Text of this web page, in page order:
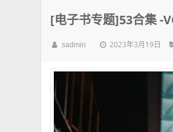
[电子书专题]53合集 -
sadmin 2023年3月19日